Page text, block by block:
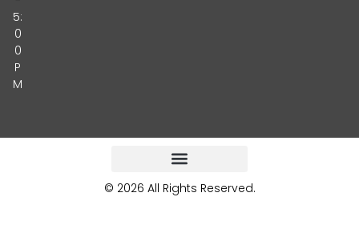
5:
0
0
P
M
© 2026 All Rights Reserved.